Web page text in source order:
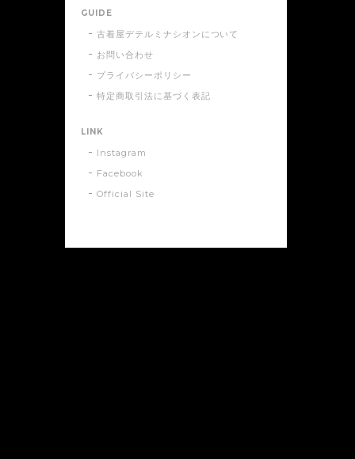
GUIDE
古着屋デテルミナシオンについて
お問い合わせ
プライバシーポリシー
特定商取引法に基づく表記
LINK
Instagram
Facebook
Official Site